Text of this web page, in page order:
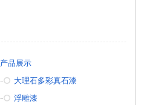
产品展示
大理石多彩真石漆
浮雕漆